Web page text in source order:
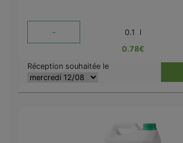
- 0.1 l
0.78€
Réception souhaitée le